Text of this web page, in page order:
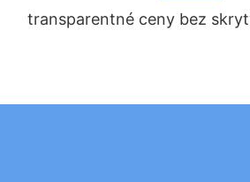
transparentné ceny bez